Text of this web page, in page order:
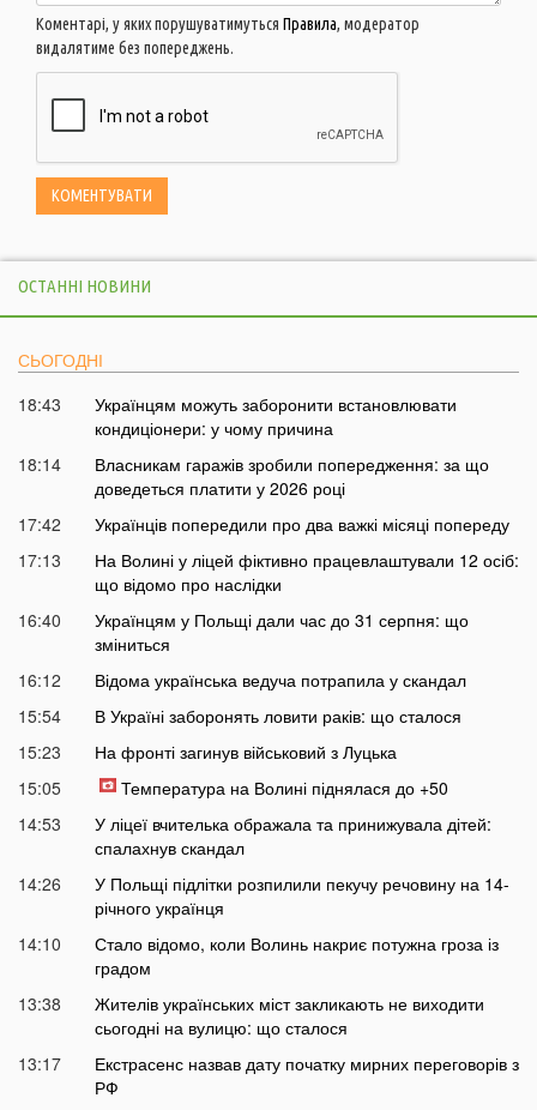
Коментарі, у яких порушуватимуться Правила, модератор
видалятиме без попереджень.
ОСТАННІ НОВИНИ
СЬОГОДНІ
18:43
Українцям можуть заборонити встановлювати
кондиціонери: у чому причина
18:14
Власникам гаражів зробили попередження: за що
доведеться платити у 2026 році
17:42
Українців попередили про два важкі місяці попереду
17:13
На Волині у ліцей фіктивно працевлаштували 12 осіб:
що відомо про наслідки
16:40
Українцям у Польщі дали час до 31 серпня: що
зміниться
16:12
Відома українська ведуча потрапила у скандал
15:54
В Україні заборонять ловити раків: що сталося
15:23
На фронті загинув військовий з Луцька
15:05
Температура на Волині піднялася до +50
14:53
У ліцеї вчителька ображала та принижувала дітей:
спалахнув скандал
14:26
У Польщі підлітки розпилили пекучу речовину на 14-
річного українця
14:10
Стало відомо, коли Волинь накриє потужна гроза із
градом
13:38
Жителів українських міст закликають не виходити
сьогодні на вулицю: що сталося
13:17
Екстрасенс назвав дату початку мирних переговорів з
РФ